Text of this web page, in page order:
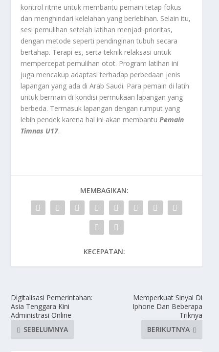
kontrol ritme untuk membantu pemain tetap fokus
dan menghindari kelelahan yang berlebihan. Selain itu,
sesi pemulihan setelah latihan menjadi prioritas,
dengan metode seperti pendinginan tubuh secara
bertahap. Terapi es, serta teknik relaksasi untuk
mempercepat pemulihan otot. Program latihan ini
juga mencakup adaptasi terhadap perbedaan jenis
lapangan yang ada di Arab Saudi. Para pemain di latih
untuk bermain di kondisi permukaan lapangan yang
berbeda. Termasuk lapangan dengan rumput yang
lebih pendek karena hal ini akan membantuPemain
Timnas U17.
MEMBAGIKAN:
KECEPATAN:
Digitalisasi Pemerintahan:
Asia Tenggara Kini
Administrasi Online
SEBELUMNYA
Memperkuat Sinyal Di
Iphone Dan Beberapa
Triknya
BERIKUTNYA